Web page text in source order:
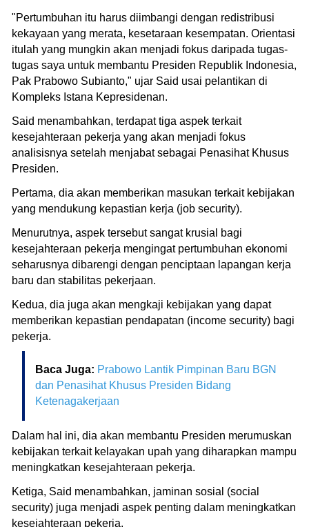
"Pertumbuhan itu harus diimbangi dengan redistribusi
kekayaan yang merata, kesetaraan kesempatan. Orientasi
itulah yang mungkin akan menjadi fokus daripada tugas-
tugas saya untuk membantu Presiden Republik Indonesia,
Pak Prabowo Subianto," ujar Said usai pelantikan di
Kompleks Istana Kepresidenan.
Said menambahkan, terdapat tiga aspek terkait
kesejahteraan pekerja yang akan menjadi fokus
analisisnya setelah menjabat sebagai Penasihat Khusus
Presiden.
Pertama, dia akan memberikan masukan terkait kebijakan
yang mendukung kepastian kerja (job security).
Menurutnya, aspek tersebut sangat krusial bagi
kesejahteraan pekerja mengingat pertumbuhan ekonomi
seharusnya dibarengi dengan penciptaan lapangan kerja
baru dan stabilitas pekerjaan.
Kedua, dia juga akan mengkaji kebijakan yang dapat
memberikan kepastian pendapatan (income security) bagi
pekerja.
Baca Juga: Prabowo Lantik Pimpinan Baru BGN
dan Penasihat Khusus Presiden Bidang
Ketenagakerjaan
Dalam hal ini, dia akan membantu Presiden merumuskan
kebijakan terkait kelayakan upah yang diharapkan mampu
meningkatkan kesejahteraan pekerja.
Ketiga, Said menambahkan, jaminan sosial (social
security) juga menjadi aspek penting dalam meningkatkan
kesejahteraan pekerja.